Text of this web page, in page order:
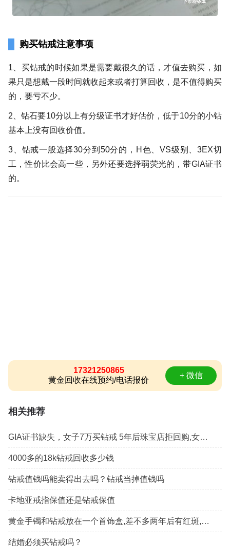
购买钻戒注意事项
1、买钻戒的时候如果是需要戴很久的话，才值去购买，如
果只是想戴一段时间就收起来或者打算回收，是不值得购买
的，要亏不少。
2、钻石要10分以上有分级证书才好估价，低于10分的小钻
基本上没有回收价值。
3、钻戒一般选择30分到50分的，H色、VS级别、3EX切
工，性价比会高一些，另外还要选择弱荧光的，带GIA证书
的。
17321250865
黄金回收在线预约/电话报价
+ 微信
相关推荐
GIA证书缺失，女子7万买钻戒 5年后珠宝店拒回购,女子要求珠宝店兑现回购遇阻
4000多的18k钻戒回收多少钱
钻戒值钱吗能卖得出去吗？钻戒当掉值钱吗
卡地亚戒指保值还是钻戒保值
黄金手镯和钻戒放在一个首饰盒,差不多两年后有红斑,手镯是假的吗
结婚必须买钻戒吗？